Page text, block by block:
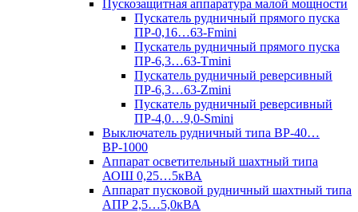
Пускозащитная аппаратура малой мощности
Пускатель рудничный прямого пуска
ПР-0,16…63-Fmini
Пускатель рудничный прямого пуска
ПР-6,3…63-Tmini
Пускатель рудничный реверсивный
ПР-6,3…63-Zmini
Пускатель рудничный реверсивный
ПР-4,0…9,0-Smini
Выключатель рудничный типа ВР-40…
ВР-1000
Аппарат осветительный шахтный типа
АОШ 0,25…5кВА
Аппарат пусковой рудничный шахтный типа
АПР 2,5…5,0кВА